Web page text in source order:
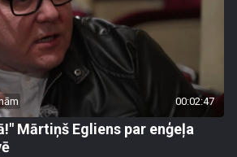
00:02:47
Mārtiņš Egliens par enģeļa